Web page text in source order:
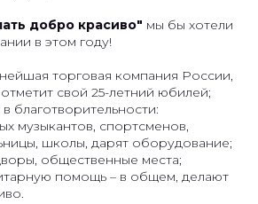
добро красиво" мы бы хотели
в этом году!
торговая компания России,
свой 25-летний юбилей;
благотворительности:
музыкантов, спортсменов,
школы, дарят оборудование;
общественные места;
помощь – в общем, делают